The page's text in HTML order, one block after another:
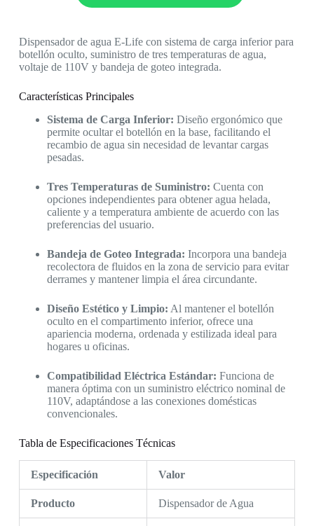
Dispensador de agua E-Life con sistema de carga inferior para
botellón oculto, suministro de tres temperaturas de agua,
voltaje de 110V y bandeja de goteo integrada.
Características Principales
Sistema de Carga Inferior: Diseño ergonómico que
permite ocultar el botellón en la base, facilitando el
recambio de agua sin necesidad de levantar cargas
pesadas.
Tres Temperaturas de Suministro: Cuenta con
opciones independientes para obtener agua helada,
caliente y a temperatura ambiente de acuerdo con las
preferencias del usuario.
Bandeja de Goteo Integrada: Incorpora una bandeja
recolectora de fluidos en la zona de servicio para evitar
derrames y mantener limpia el área circundante.
Diseño Estético y Limpio: Al mantener el botellón
oculto en el compartimento inferior, ofrece una
apariencia moderna, ordenada y estilizada ideal para
hogares u oficinas.
Compatibilidad Eléctrica Estándar: Funciona de
manera óptima con un suministro eléctrico nominal de
110V, adaptándose a las conexiones domésticas
convencionales.
Tabla de Especificaciones Técnicas
Especificación Valor
Producto Dispensador de Agua